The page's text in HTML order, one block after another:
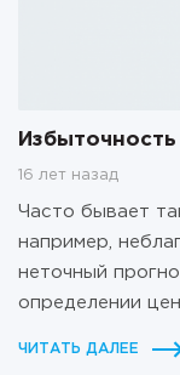
16 лет назад
Часто бывает
например,
неточный
определении
ЧИТАТЬ ДАЛЕЕ